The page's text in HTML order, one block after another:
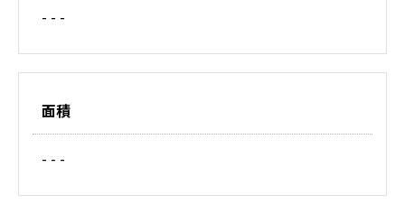
- - -
面積
- - -